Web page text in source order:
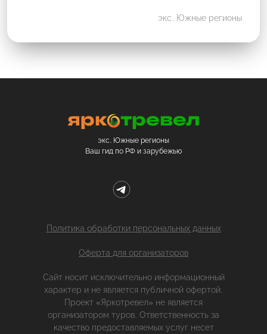
экс. Южные регионы
экс. Южные регионы
Ваш гид по РФ и зарубежью
Политика обработки персональных данных
Оферта для организаторов
Сайт носит исключительно информационный
характер и не является публичной офертой.
Проект «Яркотревел» не является
организатором туров. Ответственность за
качество предоставляемых услуг несет